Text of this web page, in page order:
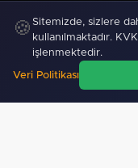
🍪 Sitemizde, sizlere
kullanılmaktadır.
işlenmektedir.
Veri Politikası